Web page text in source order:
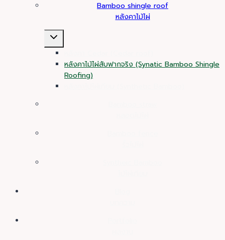
Bamboo shingle roof
หลังคาไม้ไผ่
Toggle
child
menu
หลังคาไม้ไผ่สับฟากจริง (Synatic Bamboo Shingle
Roofing)